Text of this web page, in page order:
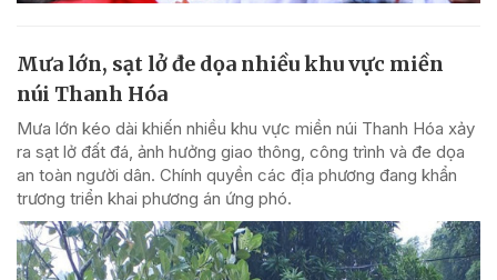
Mưa lớn, sạt lở đe dọa nhiều khu vực miền
núi Thanh Hóa
Mưa lớn kéo dài khiến nhiều khu vực miền núi Thanh Hóa xảy
ra sạt lở đất đá, ảnh hưởng giao thông, công trình và đe dọa
an toàn người dân. Chính quyền các địa phương đang khẩn
trương triển khai phương án ứng phó.